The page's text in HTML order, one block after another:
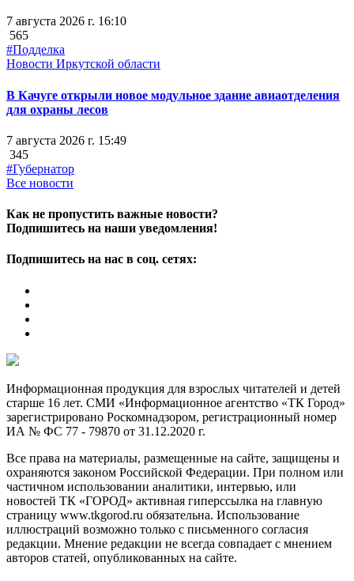
7 августа 2026 г. 16:10
565
#Подделка
Новости Иркутской области
В Качуге открыли новое модульное здание авиаотделения
для охраны лесов
7 августа 2026 г. 15:49
345
#Губернатор
Все новости
Как не пропустить важные новости?
Подпишитесь на наши уведомления!
Подпишитесь на нас в соц. сетях:
Информационная продукция для взрослых читателей и детей
старше 16 лет. СМИ «Информационное агентство «ТК Город»
зарегистрировано Роскомнадзором, регистрационный номер
ИА № ФС 77 - 79870 от 31.12.2020 г.
Все права на материалы, размещенные на сайте, защищены и
охраняются законом Российской Федерации. При полном или
частичном использовании аналитики, интервью, или
новостей ТК «ГОРОД» активная гиперссылка на главную
страницу www.tkgorod.ru обязательна. Использование
иллюстраций возможно только с письменного согласия
редакции. Мнение редакции не всегда совпадает с мнением
авторов статей, опубликованных на сайте.